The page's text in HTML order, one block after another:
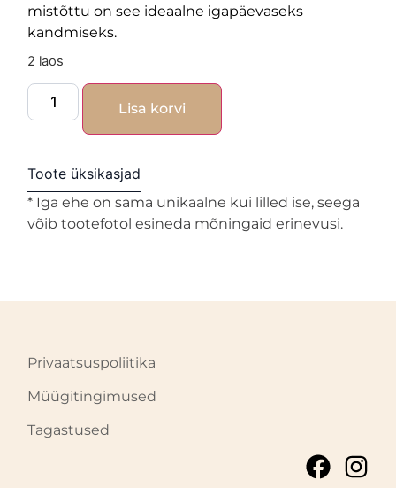
mistõttu on see ideaalne igapäevaseks
kandmiseks.
2 laos
Lisa korvi
Toote üksikasjad
* Iga ehe on sama unikaalne kui lilled ise, seega
võib tootefotol esineda mõningaid erinevusi.
Privaatsuspoliitika
Müügitingimused
Tagastused